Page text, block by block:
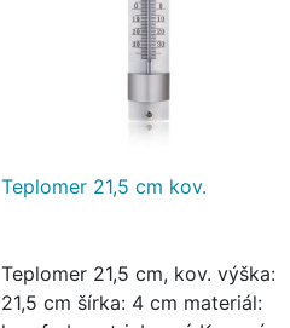
Teplomer 21,5 cm kov.
Teplomer 21,5 cm, kov. výška:
21,5 cm šírka: 4 cm materiál: